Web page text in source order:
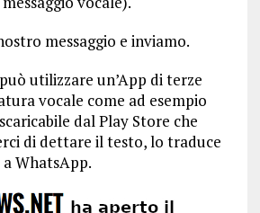
messaggio e inviamo.
utilizzare un’App di terze
vocale come ad esempio
dal Play Store che
di dettare il testo, lo traduce
WhatsApp.